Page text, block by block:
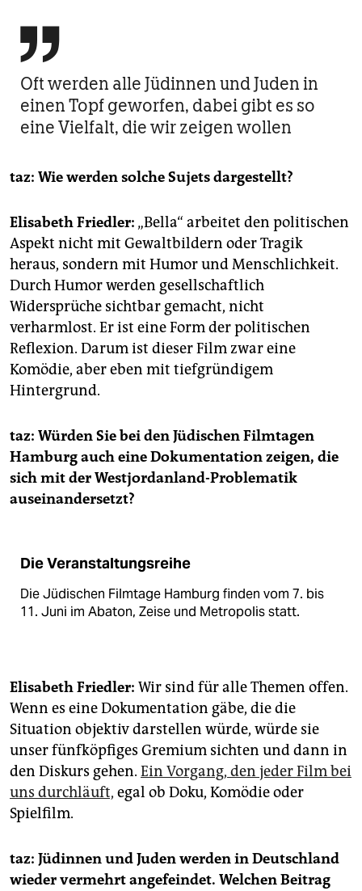

Oft werden alle Jüdinnen und Juden in
einen Topf geworfen, dabei gibt es so
eine Vielfalt, die wir zeigen wollen
taz: Wie werden solche Sujets dargestellt?
Elisabeth Friedler: „Bella“ arbeitet den politischen
Aspekt nicht mit Gewaltbildern oder Tragik
heraus, sondern mit Humor und Menschlichkeit.
Durch Humor werden gesellschaftlich
Widersprüche sichtbar gemacht, nicht
verharmlost. Er ist eine Form der politischen
Reflexion. Darum ist dieser Film zwar eine
Komödie, aber eben mit tiefgründigem
Hintergrund.
taz: Würden Sie bei den Jüdischen Filmtagen
Hamburg auch eine Dokumentation zeigen, die
sich mit der Westjordanland-Problematik
auseinandersetzt?
Die Veranstaltungsreihe
Die Jüdischen Filmtage Hamburg finden vom 7. bis
11. Juni im Abaton, Zeise und Metropolis statt.
Elisabeth Friedler: Wir sind für alle Themen offen.
Wenn es eine Dokumentation gäbe, die die
Situation objektiv darstellen würde, würde sie
unser fünfköpfiges Gremium sichten und dann in
den Diskurs gehen. Ein Vorgang, den jeder Film bei
uns durchläuft, egal ob Doku, Komödie oder
Spielfilm.
taz: Jüdinnen und Juden werden in Deutschland
wieder vermehrt angefeindet. Welchen Beitrag